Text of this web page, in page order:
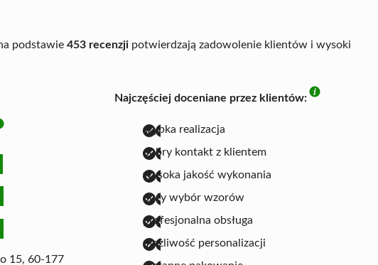
podstawie 453 recenzji potwierdzają zadowolenie klientów i wysoki
15, 60-177
Najczęściej doceniane przez klientów:
szybka realizacja
dobry kontakt z klientem
wysoka jakość wykonania
duży wybór wzorów
profesjonalna obsługa
możliwość personalizacji